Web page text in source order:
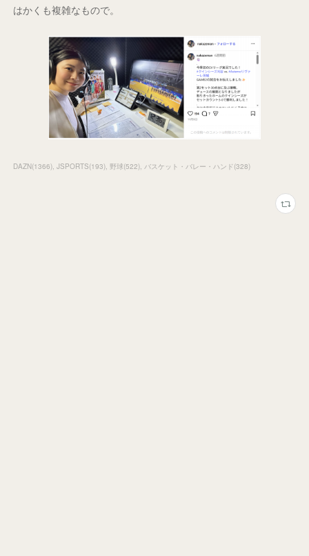
はかくも複雑なもので。
DAZN(1366) JSPORTS(193) 野球(522) バスケット・バレー・ハンド(328)